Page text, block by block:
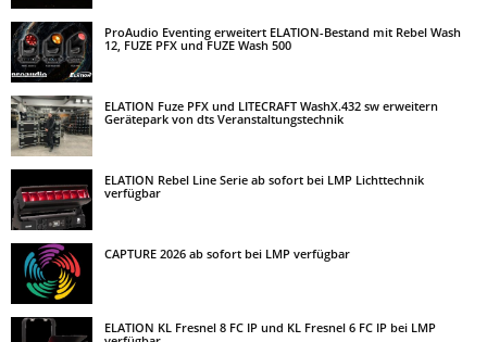
ProAudio Eventing erweitert ELATION-Bestand mit Rebel Wash
12, FUZE PFX und FUZE Wash 500
ELATION Fuze PFX und LITECRAFT WashX.432 sw erweitern
Gerätepark von dts Veranstaltungstechnik
ELATION Rebel Line Serie ab sofort bei LMP Lichttechnik
verfügbar
CAPTURE 2026 ab sofort bei LMP verfügbar
ELATION KL Fresnel 8 FC IP und KL Fresnel 6 FC IP bei LMP